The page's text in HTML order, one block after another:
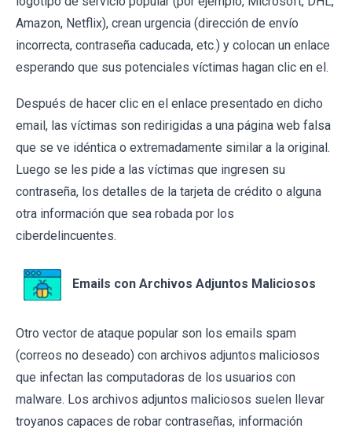
Amazon, Netflix), crean urgencia (dirección de envío
incorrecta, contraseña caducada, etc.) y colocan un enlace
esperando que sus potenciales víctimas hagan clic en el.
Después de hacer clic en el enlace presentado en dicho
email, las víctimas son redirigidas a una página web falsa
que se ve idéntica o extremadamente similar a la original.
Luego se les pide a las víctimas que ingresen su
contraseña, los detalles de la tarjeta de crédito o alguna
otra información que sea robada por los
ciberdelincuentes.
Emails con Archivos Adjuntos Maliciosos
Otro vector de ataque popular son los emails spam
(correos no deseado) con archivos adjuntos maliciosos
que infectan las computadoras de los usuarios con
malware. Los archivos adjuntos maliciosos suelen llevar
troyanos capaces de robar contraseñas, información